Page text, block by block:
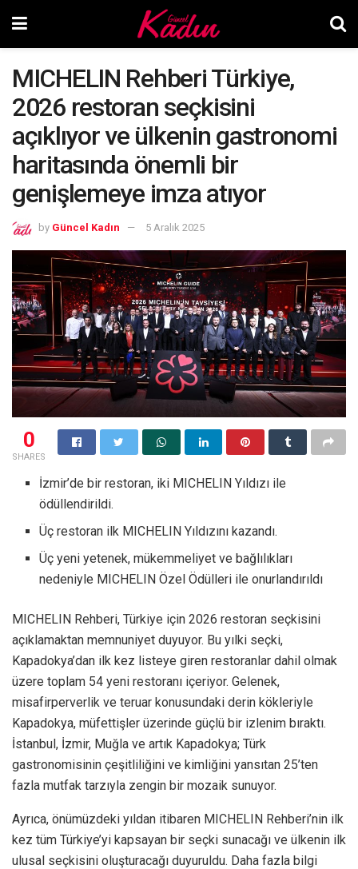
MICHELIN Rehberi Türkiye,
2026 restoran seçkisini
açıklıyor ve ülkenin gastronomi
haritasında önemli bir
genişlemeye imza atıyor
by Güncel Kadın 5 Aralık 2025
0
SHARES
İzmir’de bir restoran, iki MICHELIN Yıldızı ile
ödüllendirildi.
Üç restoran ilk MICHELIN Yıldızını kazandı.
Üç yeni yetenek, mükemmeliyet ve bağlılıkları
nedeniyle MICHELIN Özel Ödülleri ile onurlandırıldı
MICHELIN Rehberi, Türkiye için 2026 restoran seçkisini
açıklamaktan memnuniyet duyuyor. Bu yılki seçki,
Kapadokya’dan ilk kez listeye giren restoranlar dahil olmak
üzere toplam 54 yeni restoranı içeriyor. Gelenek,
misafirperverlik ve teruar konusundaki derin kökleriyle
Kapadokya, müfettişler üzerinde güçlü bir izlenim bıraktı.
İstanbul, İzmir, Muğla ve artık Kapadokya; Türk
gastronomisinin çeşitliliğini ve kimliğini yansıtan 25’ten
fazla mutfak tarzıyla zengin bir mozaik sunuyor.
Ayrıca, önümüzdeki yıldan itibaren MICHELIN Rehberi’nin ilk
kez tüm Türkiye’yi kapsayan bir seçki sunacağı ve ülkenin ilk
ulusal seçkisini oluşturacağı duyuruldu. Daha fazla bilgi